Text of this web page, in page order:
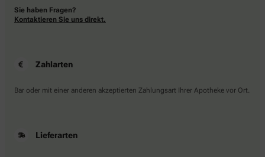
Sie haben Fragen?
Kontaktieren Sie uns direkt.
Zahlarten
Bar oder mit einer anderen akzeptierten Zahlungsart Ihrer Apotheke vor Ort.
Lieferarten